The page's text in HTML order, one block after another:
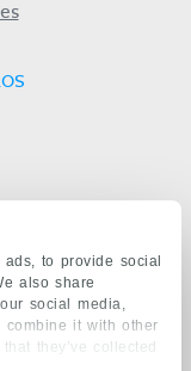
to provide social
also share
social media,
combine it with other
they’ve collected